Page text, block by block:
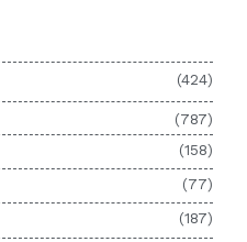
(424)
(787)
(158)
(77)
(187)